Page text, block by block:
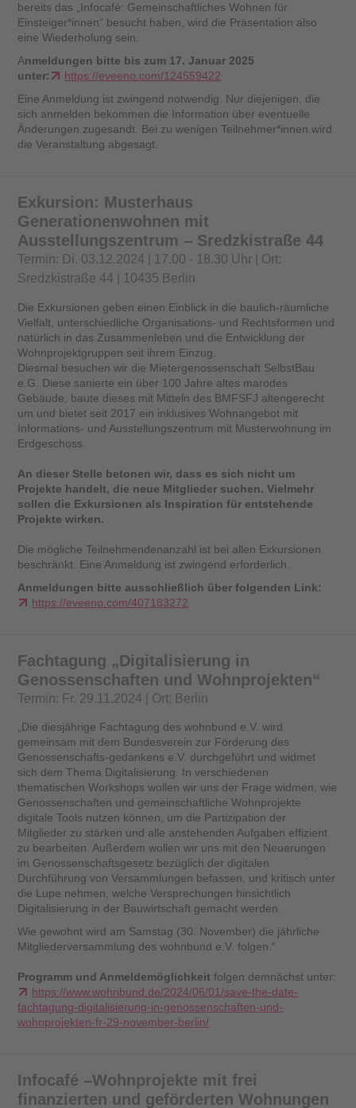
bereits das „Infocafé: Gemeinschaftliches Wohnen für
Einsteiger*innen“ besucht haben, wird die Präsentation also
eine Wiederholung sein.
Anmeldungen bitte bis zum 17. Januar 2025
unter:
https://eveeno.com/124559422
Eine Anmeldung ist zwingend notwendig. Nur diejenigen, die
sich anmelden bekommen die Information über eventuelle
Änderungen zugesandt. Bei zu wenigen Teilnehmer*innen wird
die Veranstaltung abgesagt.
Exkursion: Musterhaus
Generationenwohnen mit
Ausstellungszentrum – Sredzkistraße 44
Termin: Di. 03.12.2024 | 17.00 - 18.30 Uhr | Ort:
Sredzkistraße 44 | 10435 Berlin
Die Exkursionen geben einen Einblick in die baulich-räumliche
Vielfalt, unterschiedliche Organisations- und Rechtsformen und
natürlich in das Zusammenleben und die Entwicklung der
Wohnprojektgruppen seit ihrem Einzug.
Diesmal besuchen wir die Mietergenossenschaft SelbstBau
e.G. Diese sanierte ein über 100 Jahre altes marodes
Gebäude, baute dieses mit Mitteln des BMFSFJ altengerecht
um und bietet seit 2017 ein inklusives Wohnangebot mit
Informations- und Ausstellungszentrum mit Musterwohnung im
Erdgeschoss.
An dieser Stelle betonen wir, dass es sich nicht um
Projekte handelt, die neue Mitglieder suchen. Vielmehr
sollen die Exkursionen als Inspiration für entstehende
Projekte wirken.
Die mögliche Teilnehmendenanzahl ist bei allen Exkursionen
beschränkt. Eine Anmeldung ist zwingend erforderlich.
Anmeldungen bitte ausschließlich über folgenden Link:
https://eveeno.com/407183272
Fachtagung „Digitalisierung in
Genossenschaften und Wohnprojekten“
Termin: Fr. 29.11.2024 | Ort: Berlin
„Die diesjährige Fachtagung des wohnbund e.V. wird
gemeinsam mit dem Bundesverein zur Förderung des
Genossenschafts-gedankens e.V. durchgeführt und widmet
sich dem Thema Digitalisierung. In verschiedenen
thematischen Workshops wollen wir uns der Frage widmen, wie
Genossenschaften und gemeinschaftliche Wohnprojekte
digitale Tools nutzen können, um die Partizipation der
Mitglieder zu stärken und alle anstehenden Aufgaben effizient
zu bearbeiten. Außerdem wollen wir uns mit den Neuerungen
im Genossenschaftsgesetz bezüglich der digitalen
Durchführung von Versammlungen befassen, und kritisch unter
die Lupe nehmen, welche Versprechungen hinsichtlich
Digitalisierung in der Bauwirtschaft gemacht werden.
Wie gewohnt wird am Samstag (30. November) die jährliche
Mitgliederversammlung des wohnbund e.V. folgen.“
Programm und Anmeldemöglichkeitfolgen demnächst unter:
https://www.wohnbund.de/2024/06/01/save-the-date-
fachtagung-digitalisierung-in-genossenschaften-und-
wohnprojekten-fr-29-november-berlin/
Infocafé –Wohnprojekte mit frei
finanzierten und geförderten Wohnungen